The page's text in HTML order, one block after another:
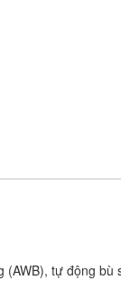
tự động bù